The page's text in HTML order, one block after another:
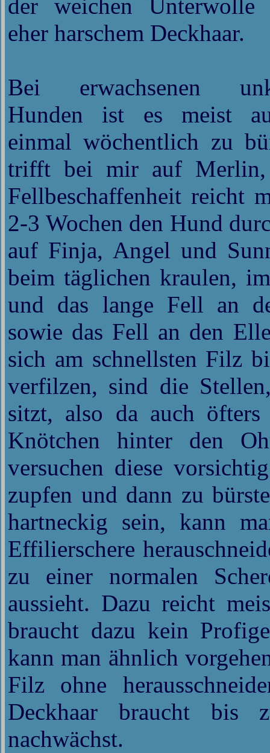
der weichen Unterwolle
eher harschem Deckhaar.
Bei erwachsenen
Hunden ist es meist
einmal wöchentlich zu
trifft bei mir auf Merlin,
Fellbeschaffenheit reicht
2-3 Wochen den Hund
auf Finja, Angel und
beim täglichen kraulen,
und das lange Fell an
sowie das Fell an den
sich am schnellsten Filz
verfilzen, sind die
sitzt, also da auch
Knötchen hinter den
versuchen diese
zupfen und dann zu
hartneckig sein, kann
Effilierschere
zu einer normalen
aussieht. Dazu reicht
braucht dazu kein
kann man ähnlich
Filz ohne
Deckhaar braucht bis
nachwächst.